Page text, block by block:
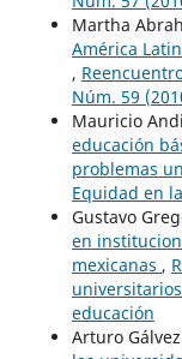
Martha
América
,
Núm. 59
Mauricio
educación
problemas
Equidad en
Gustavo
en
mexicanas ,
educación
Arturo